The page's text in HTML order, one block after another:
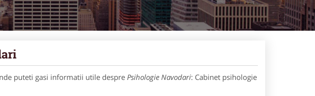
puteti gasi informatii utile desprePsihologie Navodari: Cabinet psihologie